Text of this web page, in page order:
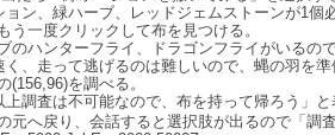
ン、緑ハーブ、レッドジェムストーンが1個
う一度クリックして布を見つける。
のハンターフライ、ドラゴンフライがいるの
、走って逃げるのは難しいので、蝿の羽を準
(156,96)を調べる。
調査は不可能なので、布を持って帰ろう」と
元へ戻り、会話すると選択肢が出るので「調